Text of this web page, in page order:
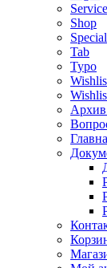
Shop
Tab
Typo
Архив